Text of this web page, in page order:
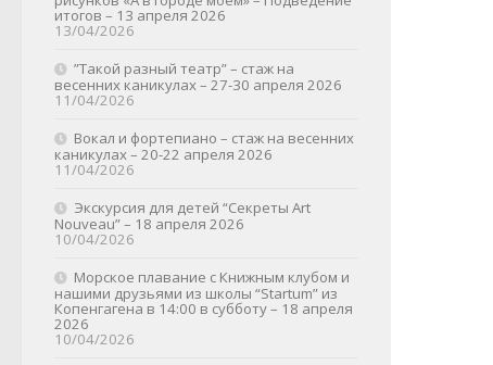
итогов – 13 апреля 2026
13/04/2026
”Такой разный театр” – стаж на
весенних каникулах – 27-30 апреля 2026
11/04/2026
Вокал и фортепиано – стаж на весенних
каникулах – 20-22 апреля 2026
11/04/2026
Экскурсия для детей “Секреты Art
Nouveau” – 18 апреля 2026
10/04/2026
Морское плавание с Книжным клубом и
нашими друзьями из школы “Startum” из
Копенгагена в 14:00 в субботу – 18 апреля
2026
10/04/2026